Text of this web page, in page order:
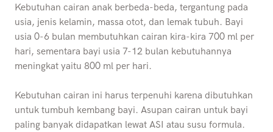
Kebutuhan cairan anak berbeda-beda, tergantung pada
usia, jenis kelamin, massa otot, dan lemak tubuh. Bayi
usia 0-6 bulan membutuhkan cairan kira-kira 700 ml per
hari, sementara bayi usia 7-12 bulan kebutuhannya
meningkat yaitu 800 ml per hari.
Kebutuhan cairan ini harus terpenuhi karena dibutuhkan
untuk tumbuh kembang bayi. Asupan cairan untuk bayi
paling banyak didapatkan lewat ASI atau susu formula.